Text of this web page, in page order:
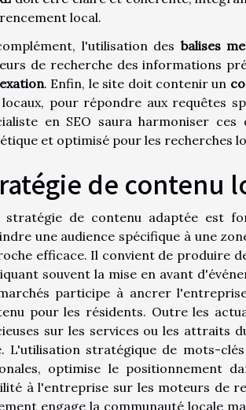
local.
l'utilisation des balises
de recherche des informations
. Enfin, le site doit contenir un
locaux, pour répondre aux requêtes
en SEO saura harmoniser
et optimisé pour les recherches
de contenu
stratégie de contenu adaptée est
une audience spécifique à une
efficace. Il convient de produire
souvent la mise en avant
participe à ancrer
pour les résidents. Outre les
sur les services ou les attraits
L'utilisation stratégique de mots-
optimise le positionnement
à l'entreprise sur les moteurs de
engage la communauté locale